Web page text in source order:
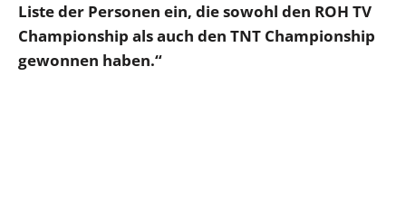
Liste der Personen ein, die sowohl den ROH TV
Championship als auch den TNT Championship
gewonnen haben.“